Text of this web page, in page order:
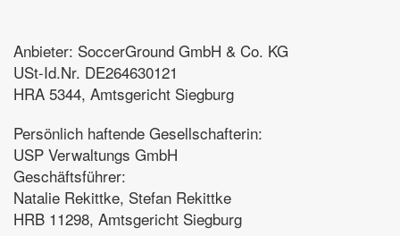
Anbieter: SoccerGround GmbH & Co. KG
USt-Id.Nr. DE264630121
HRA 5344, Amtsgericht Siegburg
Persönlich haftende Gesellschafterin:
USP Verwaltungs GmbH
Geschäftsführer:
Natalie Rekittke, Stefan Rekittke
HRB 11298, Amtsgericht Siegburg